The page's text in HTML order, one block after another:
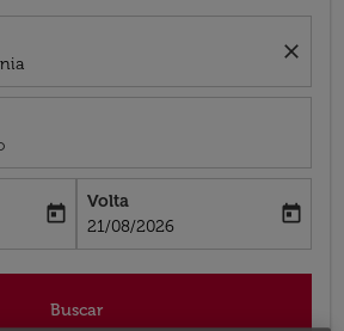
close
date-aria-label
today
Volta
fc-booking-return-date-aria-label
21/08/2026
today
Buscar